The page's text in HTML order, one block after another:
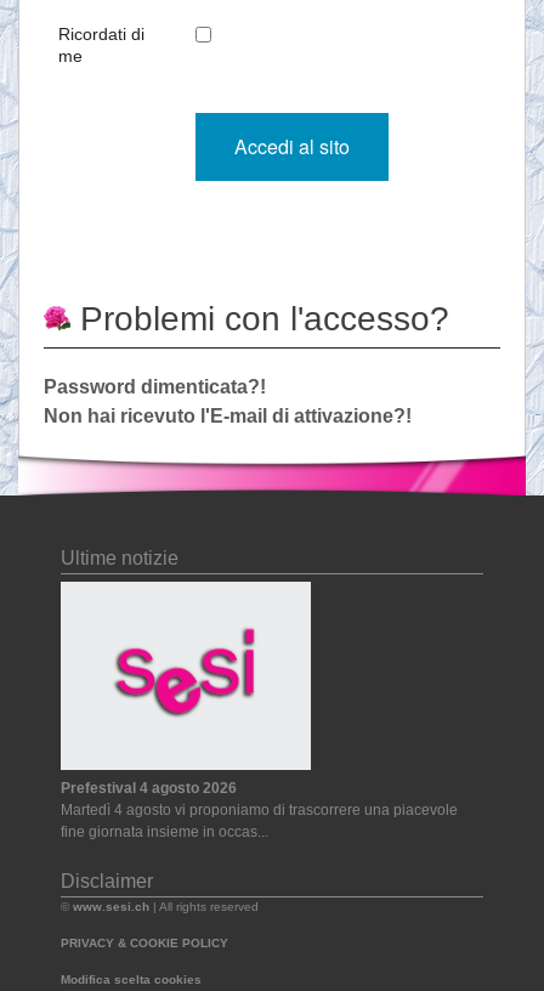
Ricordati di
me
Problemi con l'accesso?
Password dimenticata?!
Non hai ricevuto l'E-mail di attivazione?!
Ultime notizie
Prefestival 4 agosto 2026
Martedì 4 agosto vi proponiamo di trascorrere una piacevole
fine giornata insieme in occas...
Disclaimer
© www.sesi.ch | All rights reserved
PRIVACY & COOKIE POLICY
Modifica scelta cookies